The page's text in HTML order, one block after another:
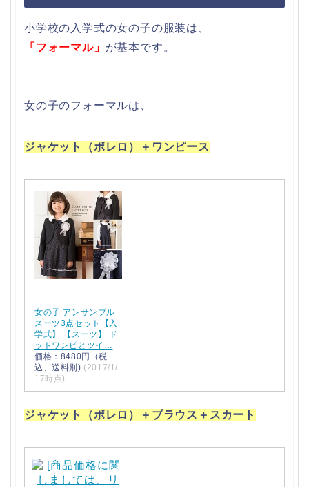
小学校の入学式の女の子の服装は、
「フォーマル」 が基本です。
女の子のフォーマルは、
ジャケット（ボレロ）＋ワンピース
女の子 アンサンブル
スーツ3点セット【入
学式】 【スーツ】 ド
ットワンピとツイ…
価格：8480円（税
込、送料別) (2017/1/
17時点)
ジャケット（ボレロ）＋ブラウス＋スカート